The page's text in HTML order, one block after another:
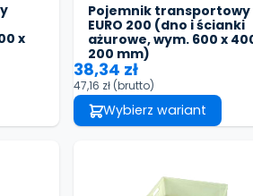
x
Pojemnik transportowy
EURO 200 (dno i ścianki
ażurowe, wym. 600 x
200 mm)
38,34 zł
47,16 zł (brutto)
Wybierz wariant